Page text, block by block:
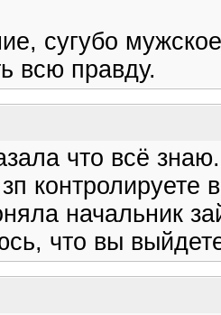
сугубо
всю правду.
что всё
контролируете
начальник
что вы